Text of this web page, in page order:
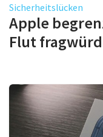
Sicherheitslücken
Apple
Flut